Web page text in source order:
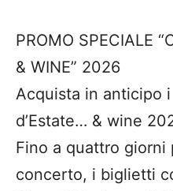
PROMO SPECIALE
& WINE” 2026
Acquista in anticipo
d’Estate… & wine
Fino a quattro giorni
concerto, i biglietti